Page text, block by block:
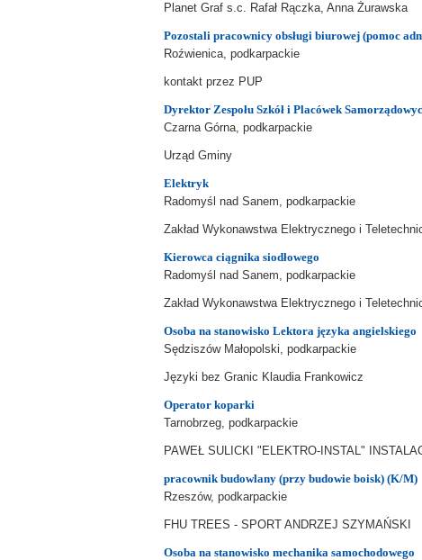
Planet Graf s.c. Rafał Rączka, Anna Żurawska
Pozostali pracownicy obsługi biurowej (pomoc
Roźwienica, podkarpackie
kontakt przez PUP
Dyrektor Zespołu Szkół i Placówek
Czarna Górna, podkarpackie
Urząd Gminy
Elektryk
Radomyśl nad Sanem, podkarpackie
Zakład Wykonawstwa Elektrycznego i
Kierowca ciągnika siodłowego
Radomyśl nad Sanem, podkarpackie
Zakład Wykonawstwa Elektrycznego i
Osoba na stanowisko Lektora języka angielskiego
Sędziszów Małopolski, podkarpackie
Języki bez Granic Klaudia Frankowicz
Operator koparki
Tarnobrzeg, podkarpackie
PAWEŁ SULICKI "ELEKTRO-INSTAL"
pracownik budowlany (przy budowie boisk) (K/M)
Rzeszów, podkarpackie
FHU TREES - SPORT ANDRZEJ SZYMAŃSKI
Osoba na stanowisko mechanika samochodowego